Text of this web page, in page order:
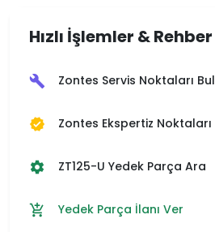
Hızlı İşlemler & Rehber
build Zontes Servis Noktaları Bul
verified Zontes Ekspertiz Noktaları
settings ZT125-U Yedek Parça Ara
add_shopping_cart Yedek Parça İlanı Ver